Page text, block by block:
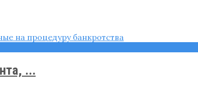
...